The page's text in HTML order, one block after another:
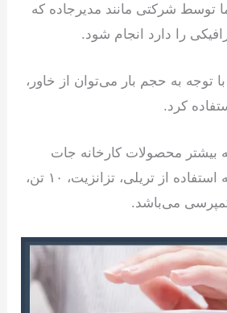
توسط شرکتی مانند مدیرجاده که
را دارد انجام شود.
توجه به حجم بار می‌توان از خاور،
کرد.
بیشتر محصولات کارخانه جات
می‌باشد بهترین گزینه استفاده از تریلی، تزانزیت، ۱۰ تن،
می‌باشد.